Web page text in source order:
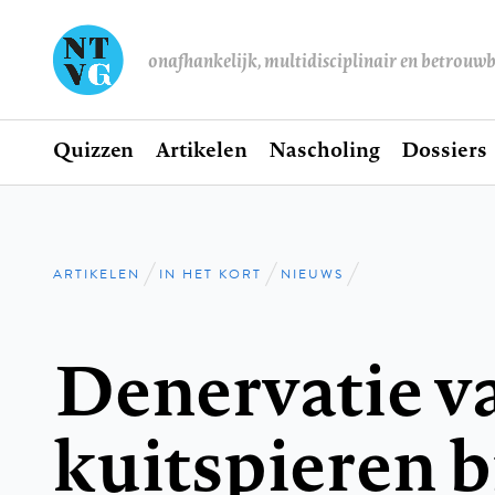
onafhankelijk, multidisciplinair en
Hoofdnavigatie
Home
Quizzen Artikelen Nascholing Dossiers
Kruimelpad
ARTIKELEN IN HET KORT NIEUWS
Denervatie
kuitspieren